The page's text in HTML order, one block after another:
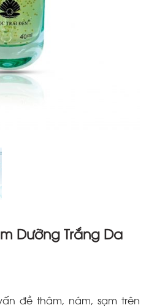
Dưỡng Trắng Da
đề thâm, nám, sạm trên